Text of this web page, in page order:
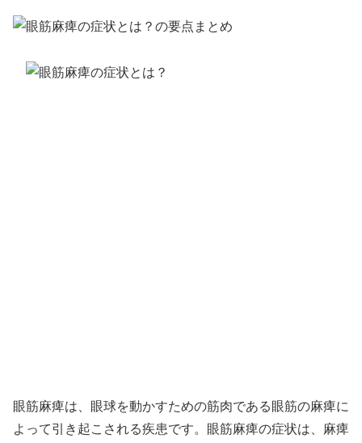
眼筋麻痺は、眼球を動かすための筋肉である眼筋の麻痺に
よって引き起こされる疾患です。眼筋麻痺の症状は、麻痺